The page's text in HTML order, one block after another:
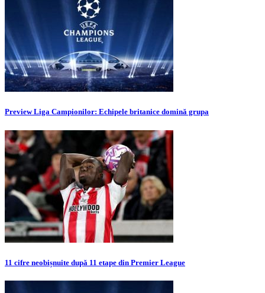
Preview Liga Campionilor: Echipele britanice domină grupa
11 cifre neobișnuite după 11 etape din Premier League